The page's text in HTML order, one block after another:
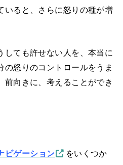
いると、さらに怒りの種が増
しても許せない人を、本当に
の怒りのコントロールをうま
前向きに、考えることができ
ビゲーション
をいくつか